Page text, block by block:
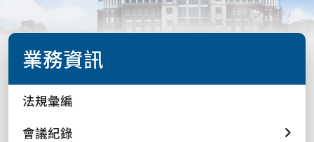
業務資訊
法規彙編
會議紀錄